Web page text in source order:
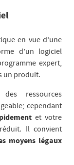
en vue d’une
d’un logiciel
expert,
un produit.
ressources
cependant
et votre
Il convient
moyens légaux